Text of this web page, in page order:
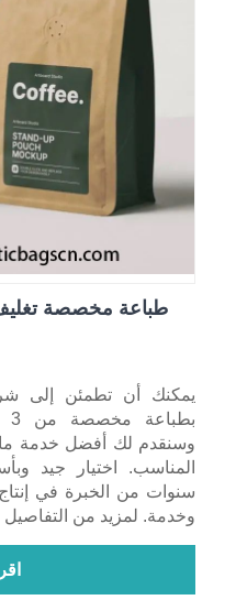
طباعة مخصصة تغليف
يمكنك أن تطمئن إلى
وسنقدم لك أفضل خدمة ما
المناسب. اختيار جيد
سنوات من الخبرة في
وخدمة. لمزيد من